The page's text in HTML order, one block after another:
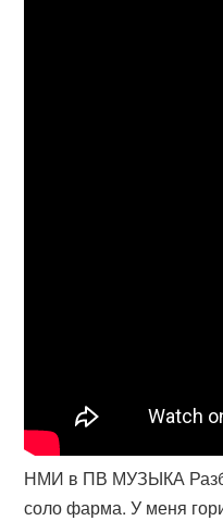
НМИ в ПВ МУЗЫКА
соло фарма. У меня